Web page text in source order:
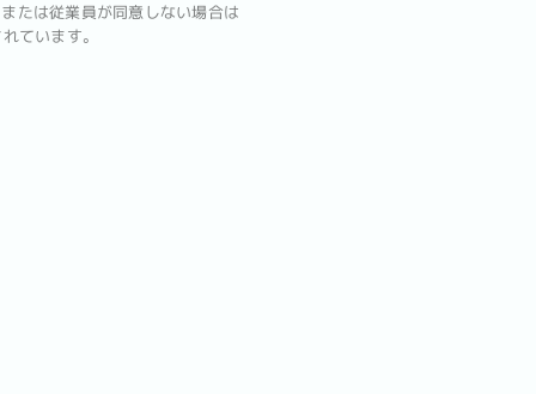
たは従業員が同意しない場合は
ています。